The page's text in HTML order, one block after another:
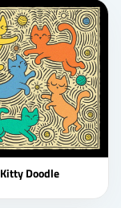
Kitty Doodle